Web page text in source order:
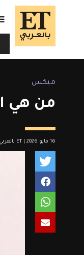
Skip to main content
ميكس
من هي
16 مايو 2026 | ET بالعربي: المرجع الأول لأخبار الفن والترفيه في العالم العربي